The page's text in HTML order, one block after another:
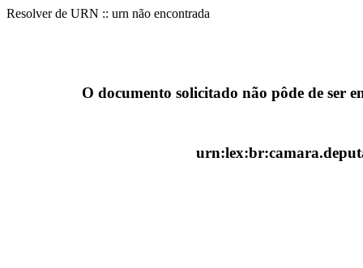
Resolver de URN :: urn não encontrada
O documento solicitado não pôde de ser